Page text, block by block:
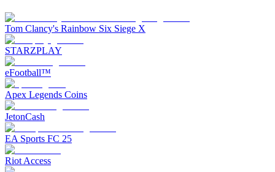
Tom Clancy's Rainbow Six Siege X
STARZPLAY
eFootball™
Apex Legends Coins
JetonCash
EA Sports FC 25
Riot Access